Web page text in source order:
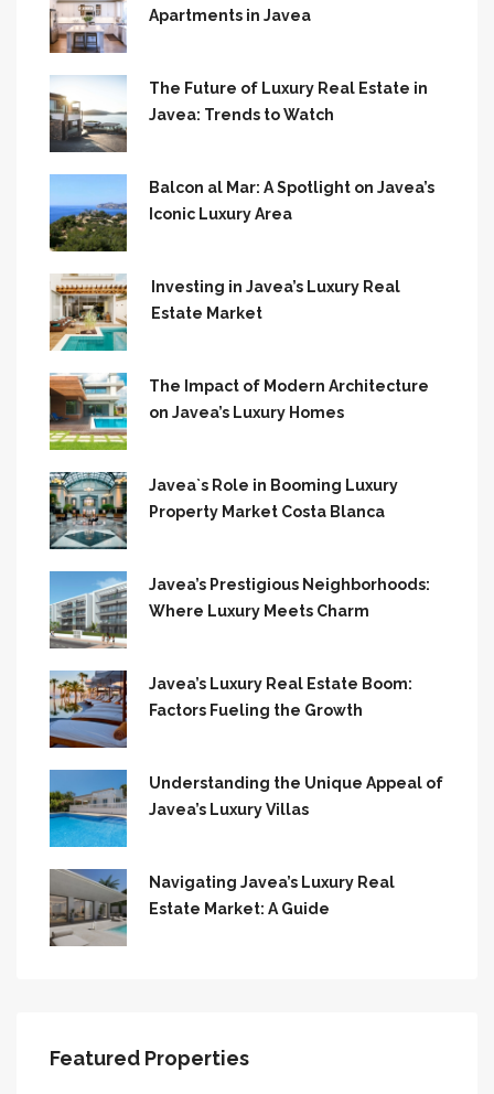
Apartments in Javea
The Future of Luxury Real Estate in
Javea: Trends to Watch
Balcon al Mar: A Spotlight on Javea’s
Iconic Luxury Area
Investing in Javea’s Luxury Real
Estate Market
The Impact of Modern Architecture
on Javea’s Luxury Homes
Javea`s Role in Booming Luxury
Property Market Costa Blanca
Javea’s Prestigious Neighborhoods:
Where Luxury Meets Charm
Javea’s Luxury Real Estate Boom:
Factors Fueling the Growth
Understanding the Unique Appeal of
Javea’s Luxury Villas
Navigating Javea’s Luxury Real
Estate Market: A Guide
Featured Properties